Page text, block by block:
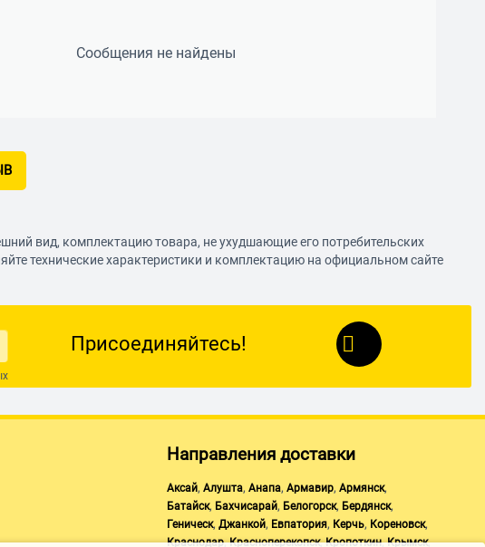
Сообщения не найдены
вид, комплектацию товара, не ухудшающие его потребительских
технические характеристики и комплектацию на официальном сайте
Присоединяйтесь!
Направления доставки
Аксай, Алушта, Анапа, Армавир, Армянск,
Батайск, Бахчисарай, Белогорск, Бердянск,
Геническ, Джанкой, Евпатория, Керчь, Кореновск,
Краснодар,Красноперекопск,Кропоткин,Крымск,